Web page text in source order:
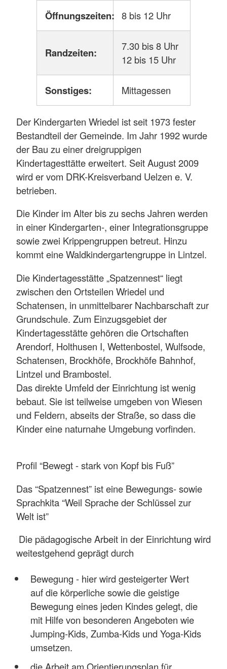
Öffnungszeiten: 8 bis 12 Uhr
Randzeiten:
7.30 bis 8 Uhr
12 bis 15 Uhr
Sonstiges: Mittagessen
Der Kindergarten Wriedel ist seit 1973 fester
Bestandteil der Gemeinde. Im Jahr 1992 wurde
der Bau zu einer dreigruppigen
Kindertagesttätte erweitert. Seit August 2009
wird er vom DRK-Kreisverband Uelzen e. V.
betrieben.
Die Kinder im Alter bis zu sechs Jahren werden
in einer Kindergarten-, einer Integrationsgruppe
sowie zwei Krippengruppen betreut. Hinzu
kommt eine Waldkindergartengruppe in Lintzel.
Die Kindertagesstätte „Spatzennest“ liegt
zwischen den Ortsteilen Wriedel und
Schatensen, in unmittelbarer Nachbarschaft zur
Grundschule. Zum Einzugsgebiet der
Kindertagesstätte gehören die Ortschaften
Arendorf, Holthusen I, Wettenbostel, Wulfsode,
Schatensen, Brockhöfe, Brockhöfe Bahnhof,
Lintzel und Brambostel.
Das direkte Umfeld der Einrichtung ist wenig
bebaut. Sie ist teilweise umgeben von Wiesen
und Feldern, abseits der Straße, so dass die
Kinder eine naturnahe Umgebung vorfinden.
Profil “Bewegt - stark von Kopf bis Fuß”
Das “Spatzennest” ist eine Bewegungs- sowie
Sprachkita “Weil Sprache der Schlüssel zur
Welt ist”
Die pädagogische Arbeit in der Einrichtung wird
weitestgehend geprägt durch
Bewegung - hier wird gesteigerter Wert
auf die körperliche sowie die geistige
Bewegung eines jeden Kindes gelegt, die
mit Hilfe von besonderen Angeboten wie
Jumping-Kids, Zumba-Kids und Yoga-Kids
umsetzen.